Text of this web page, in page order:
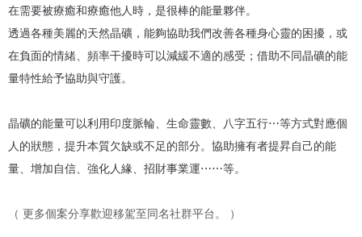
在需要被療癒和療癒他人時，是很棒的能量夥伴。
透過各種美麗的天然晶礦，能夠協助我們改善各種身心靈的困擾，或
在負面的情緒、頻率干擾時可以減緩不適的感受；借助不同晶礦的能
量特性給予協助與守護。
晶礦的能量可以利用印度脈輪、生命靈數、八字五行⋯等方式對應個
人的狀態，提升本質欠缺或不足的部分。協助擁有者提昇自己的能
量、增加自信、強化人緣、招財事業運⋯⋯等。
（ 更多個案分享歡迎移駕至同名社群平台。 ）